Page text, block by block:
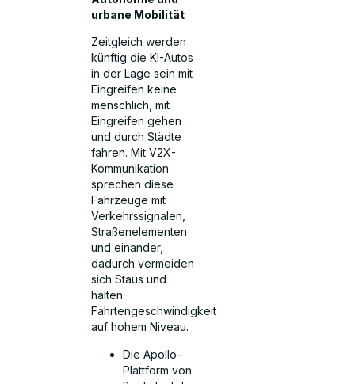
urbane Mobilität
Zeitgleich werden
künftig die KI-Autos
in der Lage sein mit
Eingreifen keine
menschlich, mit
Eingreifen gehen
und durch Städte
fahren. Mit V2X-
Kommunikation
sprechen diese
Fahrzeuge mit
Verkehrssignalen,
Straßenelementen
und einander,
dadurch vermeiden
sich Staus und
halten
Fahrtengeschwindigkeit
auf hohem Niveau.
Die Apollo-
Plattform von